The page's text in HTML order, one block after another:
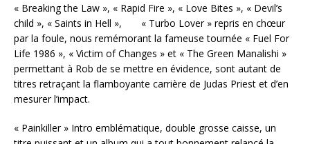
« Breaking the Law », « Rapid Fire », « Love Bites », « Devil’s
child », « Saints in Hell », « Turbo Lover » repris en chœur
par la foule, nous remémorant la fameuse tournée « Fuel For
Life 1986 », « Victim of Changes » et « The Green Manalishi »
permettant à Rob de se mettre en évidence, sont autant de
titres retraçant la flamboyante carrière de Judas Priest et d’en
mesurer l’impact.
« Painkiller » Intro emblématique, double grosse caisse, un